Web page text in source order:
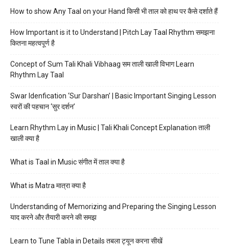
How to show Any Taal on your Hand किसी भी ताल को हाथ पर कैसे दर्शाते हैं
How Important is it to Understand | Pitch Lay Taal Rhythm समझना
कितना महत्वपूर्ण है
Concept of Sum Tali Khali Vibhaag सम ताली खाली विभाग Learn
Rhythm Lay Taal
Swar Idenfication ‘Sur Darshan’ | Basic Important Singing Lesson
स्वरों की पहचान ‘सुर दर्शन’
Learn Rhythm Lay in Music | Tali Khali Concept Explanation ताली
खाली क्या है
What is Taal in Music संगीत में ताल क्या है
What is Matra मात्रा क्या है
Understanding of Memorizing and Preparing the Singing Lesson
याद करने और तैयारी करने की समझ
Learn to Tune Tabla in Details तबला ट्यून करना सीखें